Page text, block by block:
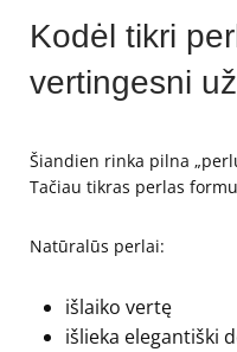
Kodėl tikri
vertingesni
Šiandien rinka pilna
Tačiau tikras perlas
Natūralūs perlai:
išlaiko vertę
išlieka elegantiški